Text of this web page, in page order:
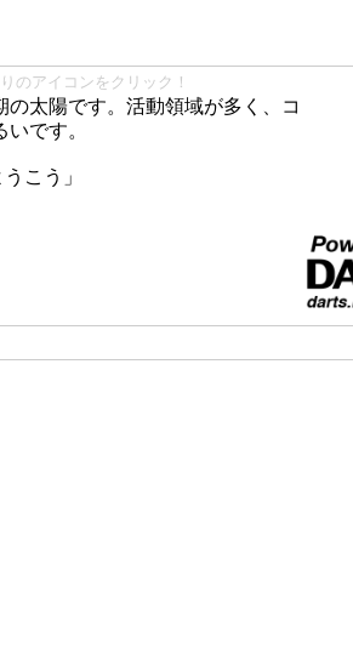
のアイコンをクリック！
の太陽です。活動領域が多く、コ
いです。
うこう」